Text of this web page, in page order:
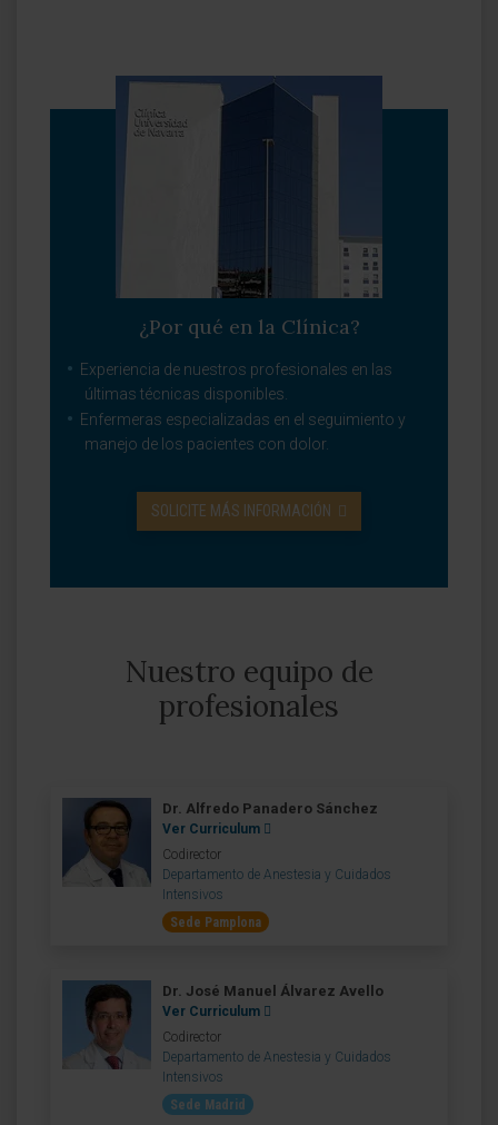
¿Por qué en la Clínica?
Experiencia de nuestros profesionales en las
últimas técnicas disponibles.
Enfermeras especializadas en el seguimiento y
manejo de los pacientes con dolor.
SOLICITE MÁS INFORMACIÓN
Nuestro equipo de
profesionales
Dr. Alfredo Panadero Sánchez
Ver Curriculum
Codirector
Departamento de Anestesia y Cuidados
Intensivos
Sede Pamplona
Dr. José Manuel Álvarez Avello
Ver Curriculum
Codirector
Departamento de Anestesia y Cuidados
Intensivos
Sede Madrid